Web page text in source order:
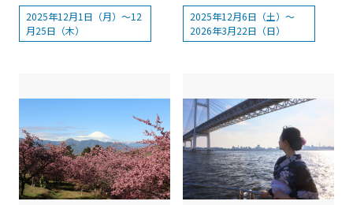
2025年12月1日（月）～12
月25日（木）
2025年12月6日（土）～
2026年3月22日（日）